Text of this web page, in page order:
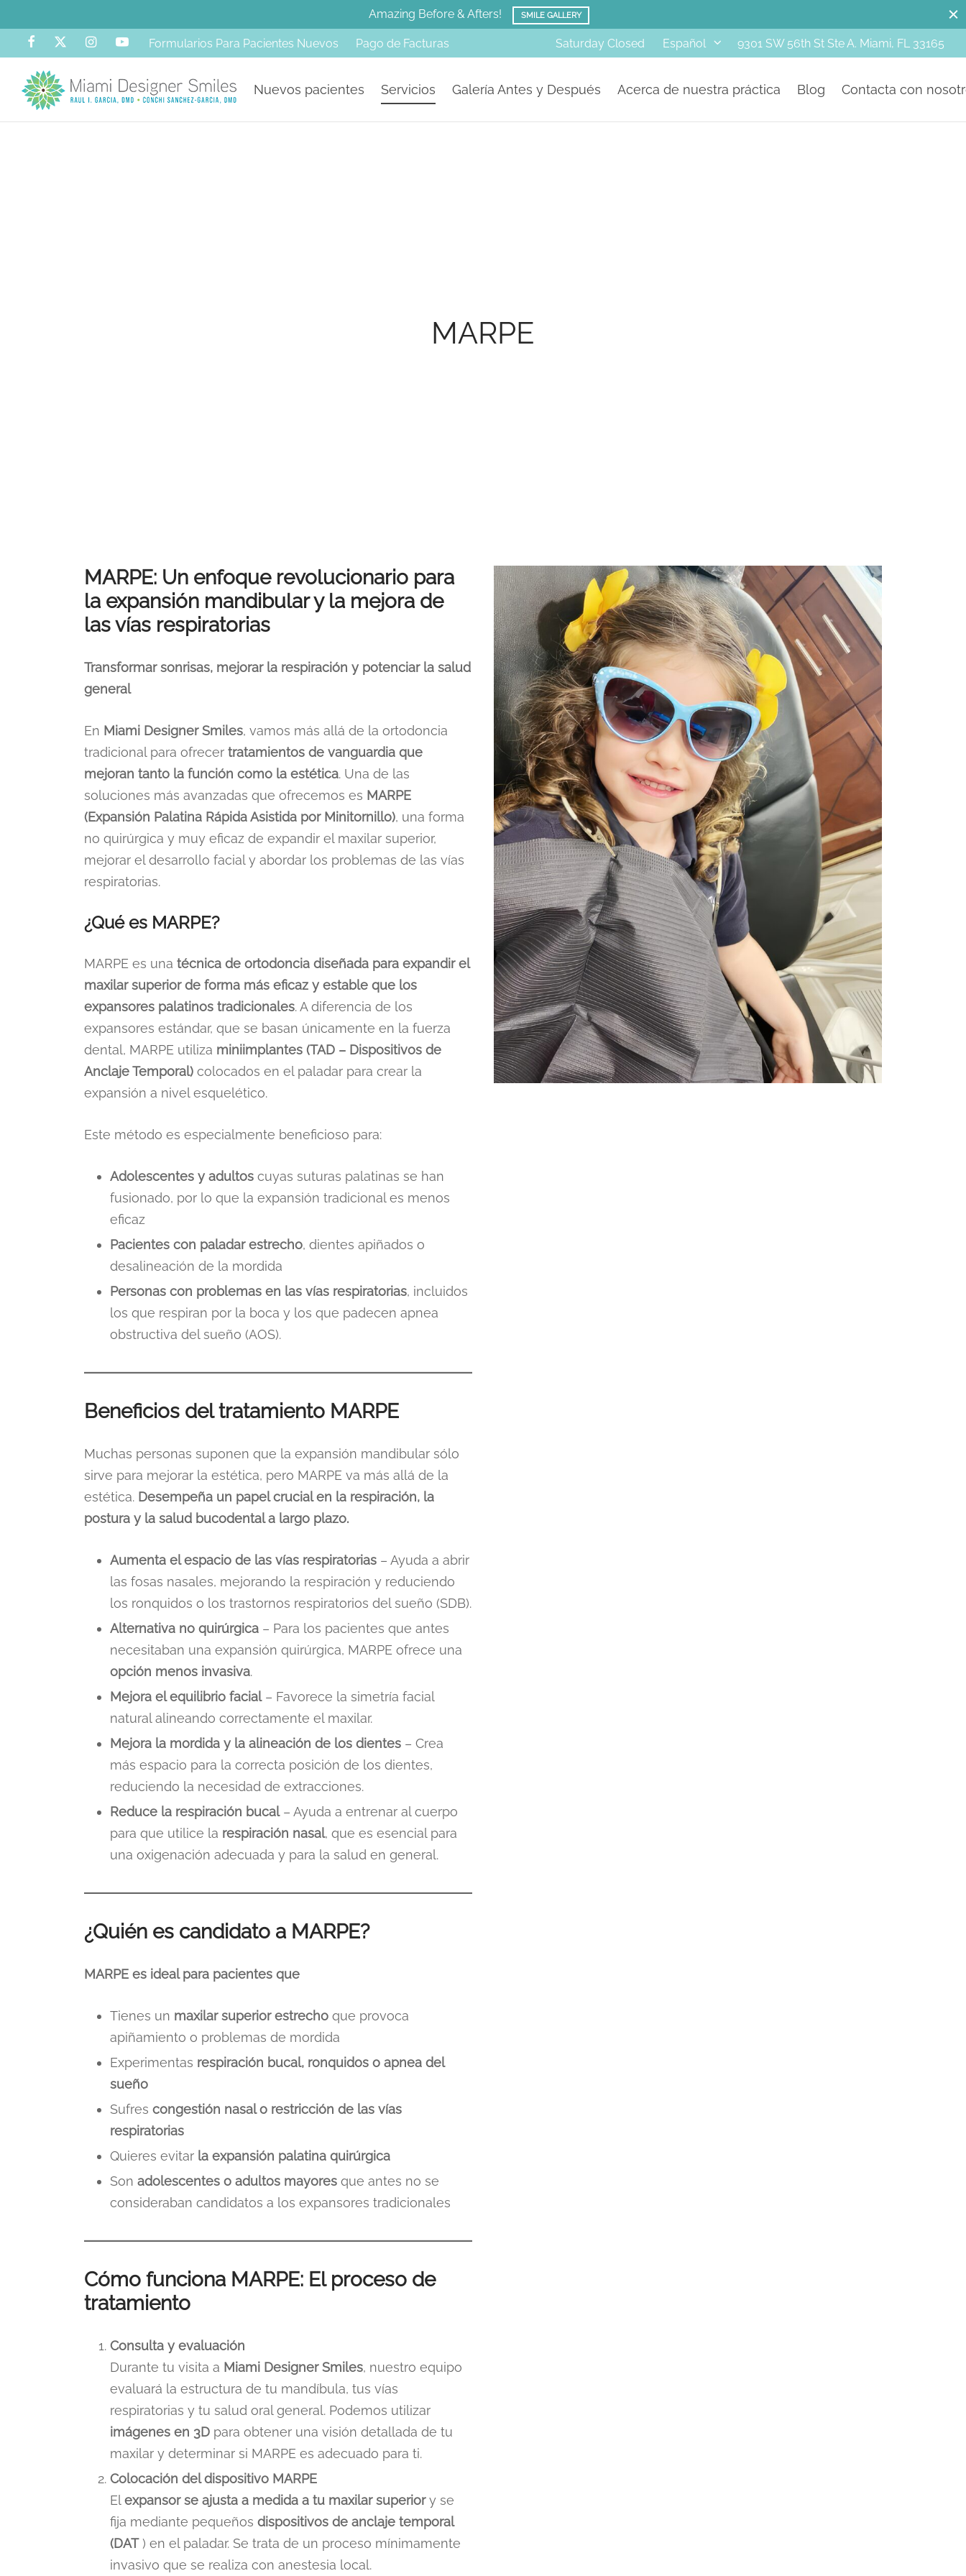
Amazing Before & Afters! SMILE GALLERY
Formularios Para Pacientes Nuevos Pago de Facturas Saturday Closed Español 9301 SW 56th St Ste A. Miami, FL 33165
Nuevos pacientes Servicios Galería Antes y Después Acerca de nuestra práctica Blog Contacta con
MARPE
MARPE: Un enfoque revolucionario para
la expansión mandibular y la mejora de
las vías respiratorias
Transformar sonrisas, mejorar la respiración y potenciar la salud
general
En Miami Designer Smiles, vamos más allá de la ortodoncia
tradicional para ofrecer tratamientos de vanguardia que
mejoran tanto la función como la estética. Una de las
soluciones más avanzadas que ofrecemos es MARPE
(Expansión Palatina Rápida Asistida por Minitornillo), una forma
no quirúrgica y muy eficaz de expandir el maxilar superior,
mejorar el desarrollo facial y abordar los problemas de las vías
respiratorias.
¿Qué es MARPE?
MARPE es una técnica de ortodoncia diseñada para expandir el
maxilar superior de forma más eficaz y estable que los
expansores palatinos tradicionales. A diferencia de los
expansores estándar, que se basan únicamente en la fuerza
dental, MARPE utiliza miniimplantes (TAD – Dispositivos de
Anclaje Temporal) colocados en el paladar para crear la
expansión a nivel esquelético.
Este método es especialmente beneficioso para:
Adolescentes y adultoscuyas suturas palatinas se han
fusionado, por lo que la expansión tradicional es menos
eficaz
Pacientes con paladar estrecho, dientes apiñados o
desalineación de la mordida
Personas con problemas en las vías respiratorias, incluidos
los que respiran por la boca y los que padecen apnea
obstructiva del sueño (AOS).
Beneficios del tratamiento MARPE
Muchas personas suponen que la expansión mandibular sólo
sirve para mejorar la estética, pero MARPE va más allá de la
estética. Desempeña un papel crucial en la respiración, la
postura y la salud bucodental a largo plazo.
Aumenta el espacio de las vías respiratorias– Ayuda a abrir
las fosas nasales, mejorando la respiración y reduciendo
los ronquidos o los trastornos respiratorios del sueño (SDB).
Alternativa no quirúrgica– Para los pacientes que antes
necesitaban una expansión quirúrgica, MARPE ofrece una
opción menos invasiva.
Mejora el equilibrio facial– Favorece la simetría facial
natural alineando correctamente el maxilar.
Mejora la mordida y la alineación de los dientes– Crea
más espacio para la correcta posición de los dientes,
reduciendo la necesidad de extracciones.
Reduce la respiración bucal– Ayuda a entrenar al cuerpo
para que utilice la respiración nasal, que es esencial para
una oxigenación adecuada y para la salud en general.
¿Quién es candidato a MARPE?
MARPE es ideal para pacientes que
Tienes un maxilar superior estrechoque provoca
apiñamiento o problemas de mordida
Experimentas respiración bucal, ronquidos o apnea del
sueño
Sufres congestión nasal o restricción de las vías
respiratorias
Quieres evitar la expansión palatina quirúrgica
Son adolescentes o adultos mayoresque antes no se
consideraban candidatos a los expansores tradicionales
Cómo funciona MARPE: El proceso de
tratamiento
Consulta y evaluación
Durante tu visita a Miami Designer Smiles, nuestro equipo
evaluará la estructura de tu mandíbula, tus vías
respiratorias y tu salud oral general. Podemos utilizar
imágenes en 3Dpara obtener una visión detallada de tu
maxilar y determinar si MARPE es adecuado para ti.
Colocación del dispositivo MARPE
Elexpansor se ajusta a medida a tu maxilar superiory se
fija mediante pequeños dispositivos de anclaje temporal
(DAT) en el paladar. Se trata de un proceso mínimamente
invasivo que se realiza con anestesia local.